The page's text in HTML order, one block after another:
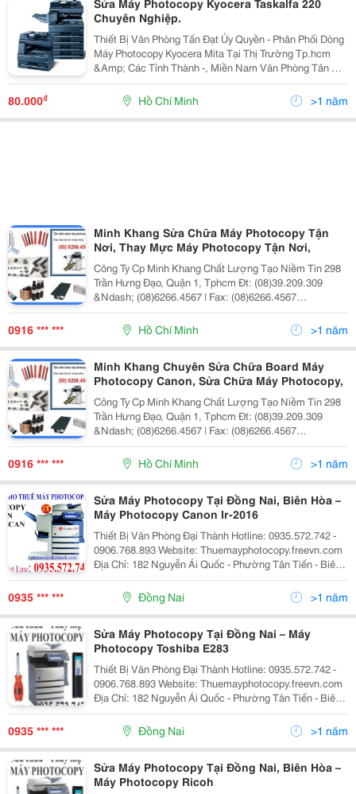
Sửa Máy Photocopy Kyocera Taskalfa 220
Chuyên Nghiệp.
Thiết Bị Văn Phòng Tấn Đạt Ủy Quyền - Phân Phối Dòng
Máy Photocopy Kyocera Mita Tại Thị Trường Tp.hcm
&Amp; Các Tỉnh Thành -, Miền Nam Văn Phòng Tân Đạt
Có Trên 10 Năm Kinh Nghiệm Về Sản Phẩm Máy Văn
Phòng Nói Chun
80.000₫ Hồ Chí Minh >1 năm
Minh Khang Sửa Chữa Máy Photocopy Tận
Nơi, Thay Mực Máy Photocopy Tận Nơi,
Công Ty Cp Minh Khang Chất Lượng Tạo Niềm Tin 298
Trần Hưng Đạo, Quận 1, Tphcm Đt: (08)39.209.309
&Ndash; (08)6266.4567 | Fax: (08)6266.4567
Http://Minhkhangjsc.com Hoặc
Http://Minhkhangjsc.com.vn - Lời Đầu Tiền Xin Cho
Phép Cty Min
0916 *** *** Hồ Chí Minh >1 năm
Minh Khang Chuyên Sửa Chữa Board Máy
Photocopy Canon, Sửa Chữa Máy Photocopy,
Công Ty Cp Minh Khang Chất Lượng Tạo Niềm Tin 298
Trần Hưng Đạo, Quận 1, Tphcm Đt: (08)39.209.309
&Ndash; (08)6266.4567 | Fax: (08)6266.4567
Http://Minhkhangjsc.com Hoặc
Http://Minhkhangjsc.com.vn - Lời Đầu Tiền Xin Cho
Phép C
0916 *** *** Hồ Chí Minh >1 năm
Sửa Máy Photocopy Tại Đồng Nai, Biên Hòa –
Máy Photocopy Canon Ir-2016
Thiết Bị Văn Phòng Đại Thành Hotline: 0935.572.742 -
0906.768.893 Website: Thuemayphotocopy.freevn.com
Ðịa Chỉ: 182 Nguyễn Ái Quốc - Phường Tân Tiến - Biên
Hòa Tel: 0906.768.893 - 061.3827.316 - Fax:
061.3827.316 Chi Nhánh Tp Hcm : 766 Tr
0935 *** *** Đồng Nai >1 năm
Sửa Máy Photocopy Tại Đồng Nai – Máy
Photocopy Toshiba E283
Thiết Bị Văn Phòng Đại Thành Hotline: 0935.572.742 -
0906.768.893 Website: Thuemayphotocopy.freevn.com
Ðịa Chỉ: 182 Nguyễn Ái Quốc - Phường Tân Tiến - Biên
Hòa Tel: 0906.768.893 - 061.3827.316 - Fax:
061.3827.316 Chi Nhánh Tp Hcm : 766 Tr
0935 *** *** Đồng Nai >1 năm
Sửa Máy Photocopy Tại Đồng Nai, Biên Hòa –
Máy Photocopy Ricoh